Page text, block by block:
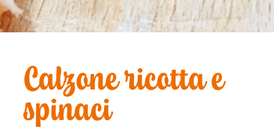
Calzone ricotta e
spinaci